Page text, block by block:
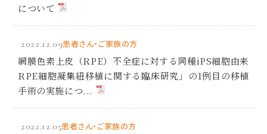
について
2022.12.09患者さん・ご家族の方
網膜色素上皮（RPE）不全症に対する同種iPS細胞由来
RPE細胞凝集紐移植に関する臨床研究」の1例目の移植
手術の実施につ...
2022.12.05患者さん・ご家族の方